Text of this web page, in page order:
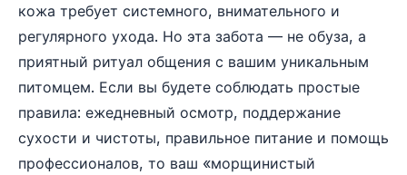
кожа требует системного, внимательного и
регулярного ухода. Но эта забота — не обуза, а
приятный ритуал общения с вашим уникальным
питомцем. Если вы будете соблюдать простые
правила: ежедневный осмотр, поддержание
сухости и чистоты, правильное питание и помощь
профессионалов, то ваш «морщинистый